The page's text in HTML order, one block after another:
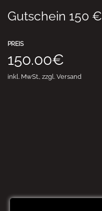
Gutschein 150 €
PREIS
150.00€
inkl. MwSt., zzgl. Versand